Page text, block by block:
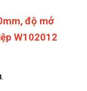
độ mở
W102012